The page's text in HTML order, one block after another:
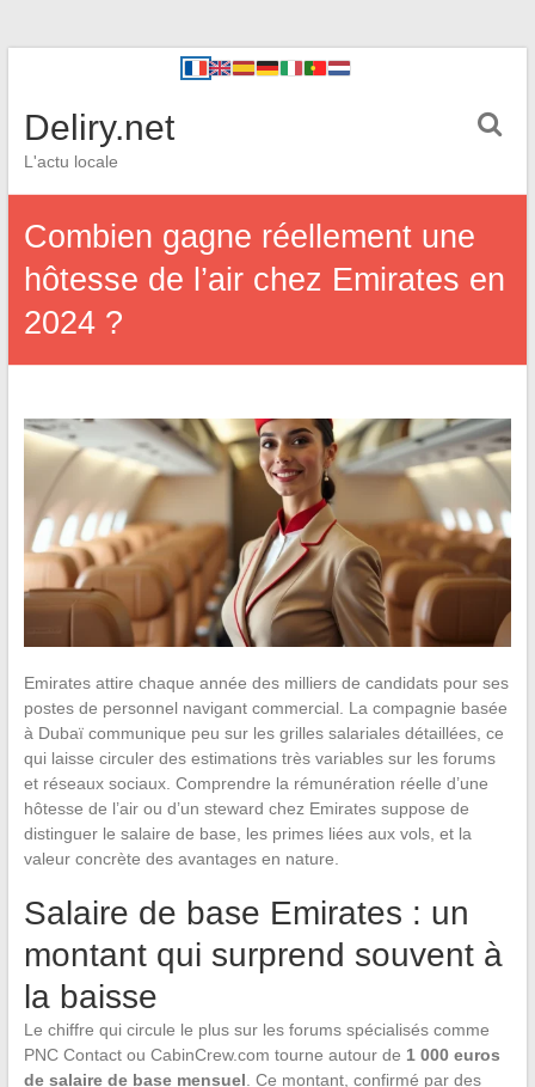
Deliry.net
L'actu locale
Combien gagne réellement une
hôtesse de l’air chez Emirates en
2024 ?
Emirates attire chaque année des milliers de candidats pour ses
postes de personnel navigant commercial. La compagnie basée
à Dubaï communique peu sur les grilles salariales détaillées, ce
qui laisse circuler des estimations très variables sur les forums
et réseaux sociaux. Comprendre la rémunération réelle d’une
hôtesse de l’air ou d’un steward chez Emirates suppose de
distinguer le salaire de base, les primes liées aux vols, et la
valeur concrète des avantages en nature.
Salaire de base Emirates : un
montant qui surprend souvent à
la baisse
Le chiffre qui circule le plus sur les forums spécialisés comme
PNC Contact ou CabinCrew.com tourne autour de 1 000 euros
de salaire de base mensuel . Ce montant, confirmé par des